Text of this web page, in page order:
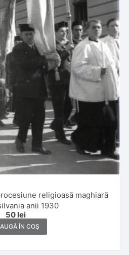
religioasă maghiară
anii 1930
50 lei
ÎN COȘ